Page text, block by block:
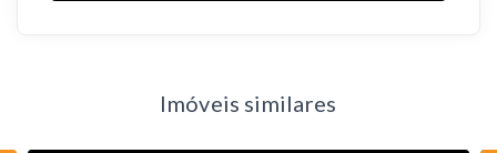
Imóveis similares